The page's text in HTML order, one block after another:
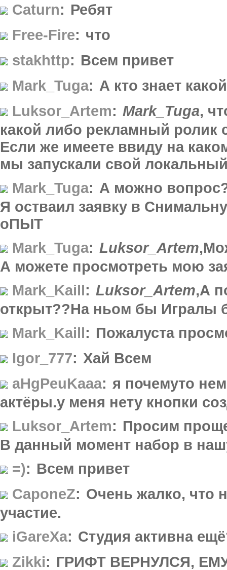
Caturn: Ребят
Free-Fire: что
stakhttp: Всем привет
Mark_Tuga: А кто знает
Luksor_Artem: Mark_Tuga,
какой либо рекламный ролик
Если же имеете ввиду на
мы запускали свой
Mark_Tuga: А можно
Я остваил заявку в
оПЫТ
Mark_Tuga: Luksor_Artem
А можете просмотреть мою
Mark_Kaill: Luksor_Artem,А
открыт??На ньом бы Игралы
Mark_Kaill: Пожалуста
Igor_777: Хай Всем
aHgPeuKaaa: я почемуто
актёры.у меня нету кнопки
Luksor_Artem: Просим
В данный момент набор в
=): Всем привет
CaponeZ: Очень жалко, что
участие.
iGareXa: Студия активна
Zikki: ГРИФТ ВЕРНУЛСЯ,